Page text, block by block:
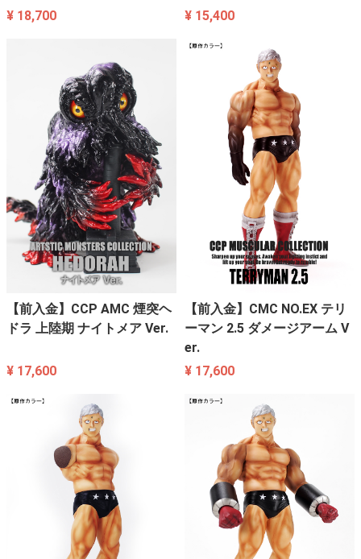
¥ 18,700
¥ 15,400
【前入金】CCP AMC 煙突ヘ
ドラ 上陸期 ナイトメア Ver.
¥ 17,600
【前入金】CMC NO.EX テリ
ーマン 2.5 ダメージアーム V
er.
¥ 17,600